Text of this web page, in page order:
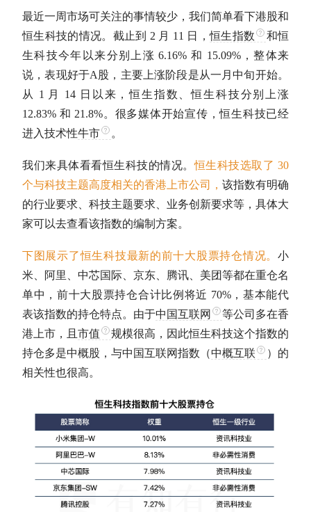
最近一周市场可关注的事情较少，我们简单看下港股和
恒生科技的情况。截止到 2 月 11 日，恒生指数
和恒
生科技今年以来分别上涨 6.16% 和 15.09%，整体来
说，表现好于A股 ，主要上涨阶段是从一月中旬开始。
从 1 月 14 日以来，恒生指数
、恒生科技分别上涨
12.83% 和 21.8%。很多媒体开始宣传，恒生科技已经
进入技术性牛市 。
我们来具体看看恒生科技的情况。恒生科技选取了 30
个与科技主题高度相关的香港上市公司， 该指数有明确
的行业要求、科技主题要求、业务创新要求等，具体大
家可以去查看该指数的编制方案。
下图展示了恒生科技最新的前十大股票持仓情况。 小
米、阿里、中芯国际、京东、腾讯、美团等都在重仓名
单中，前十大股票持仓合计比例将近 70%，基本能代
表该指数的持仓特点。由于中国互联网
等公司多在香
港上市，且 市值
规模很高，因此恒生科技这个指数的
持仓多是中概股，与中国互联网指数（中概互联
）的
相关性也很高。